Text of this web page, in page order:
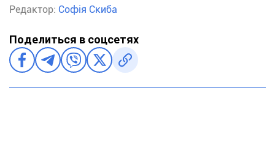
Редактор: Софія Скиба
Поделиться в соцсетях